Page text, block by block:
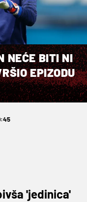
NEĆE BITI NI
EPIZODU
'jedinica'